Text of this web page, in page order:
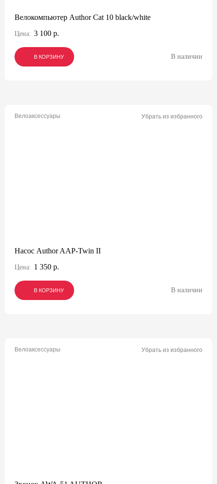
Велокомпьютер Author Cat 10 black/white
Цена: 3 100 р.
В КОРЗИНУ
В КОРЗИНУ
В КОРЗИНУ В наличии
Велоаксессуары Убрать из избранного
Насос Author AAP-Twin II
Цена: 1 350 р.
В КОРЗИНУ
В КОРЗИНУ
В КОРЗИНУ В наличии
Велоаксессуары Убрать из избранного